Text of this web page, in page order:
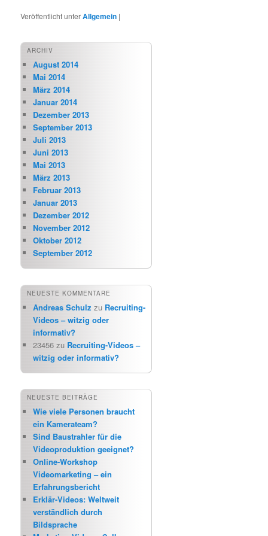
Veröffentlicht unterAllgemein |
ARCHIV
August 2014
Mai 2014
März 2014
Januar 2014
Dezember 2013
September 2013
Juli 2013
Juni 2013
Mai 2013
März 2013
Februar 2013
Januar 2013
Dezember 2012
November 2012
Oktober 2012
September 2012
NEUESTE KOMMENTARE
Andreas Schulz zu Recruiting-
Videos – witzig oder
informativ?
23456 zu Recruiting-Videos –
witzig oder informativ?
NEUESTE BEITRÄGE
Wie viele Personen braucht
ein Kamerateam?
Sind Baustrahler für die
Videoproduktion geeignet?
Online-Workshop
Videomarketing – ein
Erfahrungsbericht
Erklär-Videos: Weltweit
verständlich durch
Bildsprache